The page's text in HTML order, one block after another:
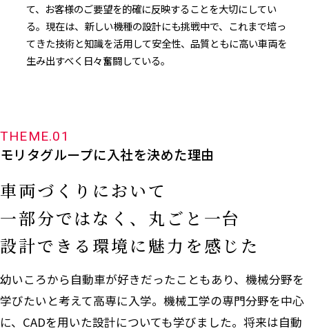
て、お客様のご要望を的確に反映することを大切にしてい
る。現在は、新しい機種の設計にも挑戦中で、これまで培っ
てきた技術と知識を活用して安全性、品質ともに高い車両を
生み出すべく日々奮闘している。
THEME.01
モリタグループに入社を決めた理由
車両づくりにおいて
一部分ではなく、丸ごと一台
設計できる環境に魅力を感じた
幼いころから自動車が好きだったこともあり、機械分野を
学びたいと考えて高専に入学。機械工学の専門分野を中心
に、CADを用いた設計についても学びました。将来は自動